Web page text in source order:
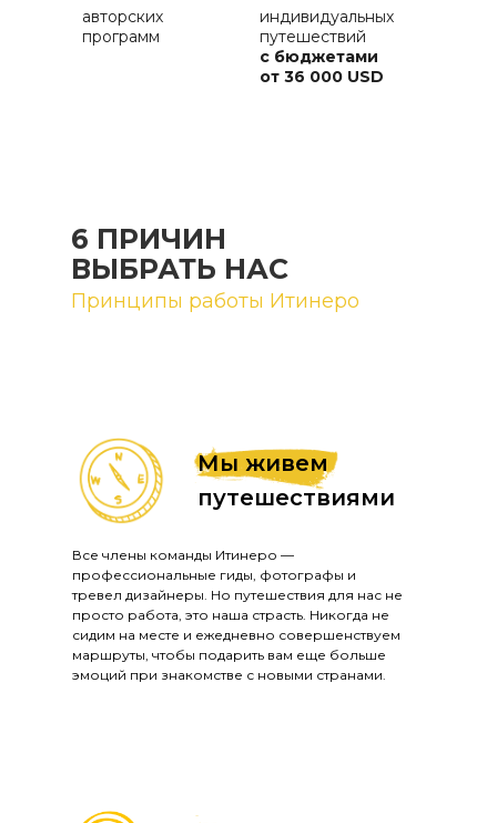
авторских
программ
индивидуальных
путешествий
с бюджетами
от 36 000 USD
6 ПРИЧИН
ВЫБРАТЬ НАС
Принципы работы Итинеро
Мы живем
путешествиями
Все члены команды Итинеро —
профессиональные гиды, фотографы и
тревел дизайнеры. Но путешествия для нас не
просто работа, это наша страсть. Никогда не
сидим на месте и ежедневно совершенствуем
маршруты, чтобы подарить вам еще больше
эмоций при знакомстве с новыми странами.